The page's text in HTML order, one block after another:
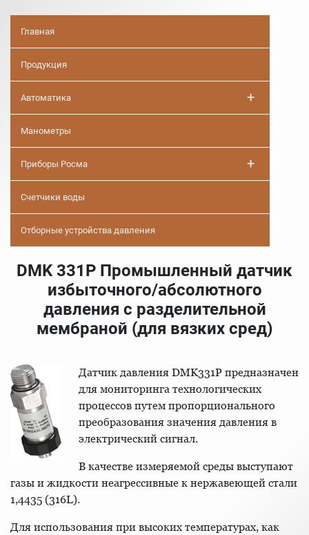
Главная
Продукция
Автоматика +
Манометры
Приборы Росма +
Счетчики воды
Отборные устройства давления
DMK 331P Промышленный датчик
избыточного/абсолютного
давления с разделительной
мембраной (для вязких сред)
Датчик давления DMK331P предназначен
для мониторинга технологических
процессов путем пропорционального
преобразования значения давления в
электрический сигнал.
В качестве измеряемой среды выступают
газы и жидкости неагрессивные к нержавеющей стали
1,4435 (316L).
Для использования при высоких температурах, как